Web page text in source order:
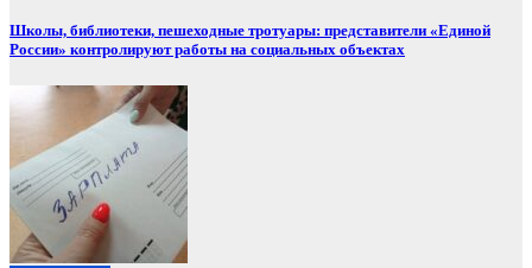
Школы, библиотеки, пешеходные тротуары: представители «Единой
России» контролируют работы на социальных объектах